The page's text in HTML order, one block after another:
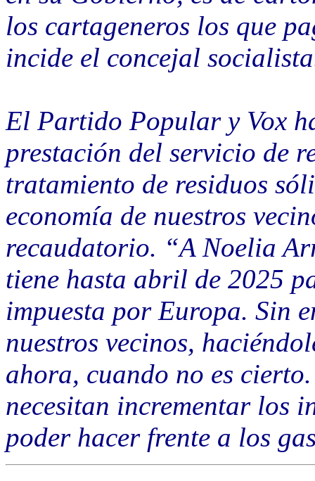
los cartageneros los que
incide el concejal
El Partido Popular y Vox
prestación del servicio de
tratamiento de residuos
economía de nuestros
recaudatorio. “A Noelia
tiene hasta abril de 2025
impuesta por Europa. Sin
nuestros vecinos,
ahora, cuando no es
necesitan incrementar los
poder hacer frente a los